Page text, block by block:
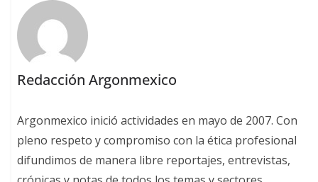
Redacción Argonmexico
Argonmexico inició actividades en mayo de 2007. Con
pleno respeto y compromiso con la ética profesional
difundimos de manera libre reportajes, entrevistas,